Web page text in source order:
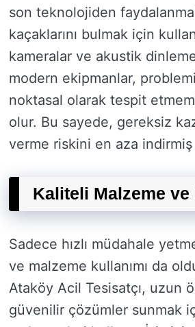
son teknolojiden
kaçaklarını bulmak için
kameralar ve akustik
modern ekipmanlar,
noktasal olarak tespit
olur. Bu sayede, gereksiz
verme riskini en aza
Kaliteli Malzeme ve
Sadece hızlı müdahale
ve malzeme kullanımı da
Ataköy Acil Tesisatçı, uzun
güvenilir çözümler sunmak